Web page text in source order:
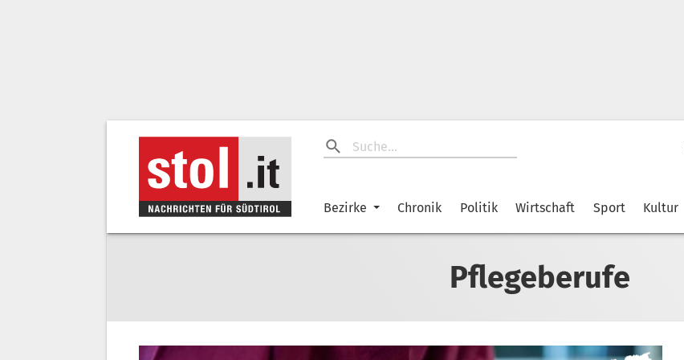
Bezirke Chronik Politik Wirtschaft Sport Kultur
Pflegeberufe